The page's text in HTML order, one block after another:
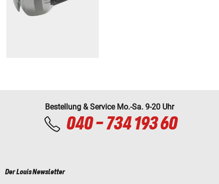
Bestellung & Service Mo.-Sa. 9-20 Uhr
040 - 734 193 60
Der Louis Newsletter